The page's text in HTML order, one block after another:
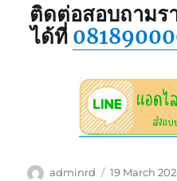
ติดต่อสอบถามร
ได้ที่
Author
adminrd
Posted
19 March